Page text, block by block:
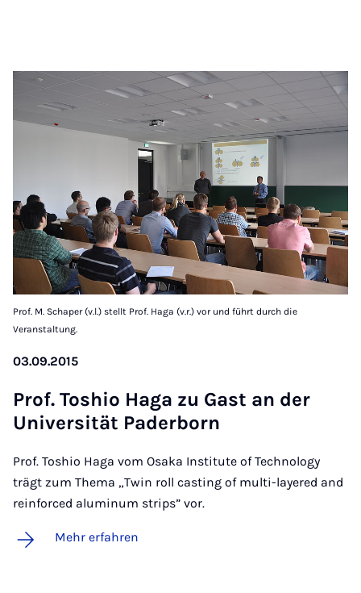
Prof. M. Schaper (v.l.) stellt Prof. Haga (v.r.) vor und führt durch die
Veranstaltung.
03.09.2015
Prof. To­s­hio Ha­ga zu Gast an der
Uni­ver­si­tät Pa­der­born
Prof. Toshio Haga vom Osaka Institute of Technology
trägt zum Thema „Twin roll casting of multi-layered and
reinforced aluminum strips” vor.
Mehr erfahren